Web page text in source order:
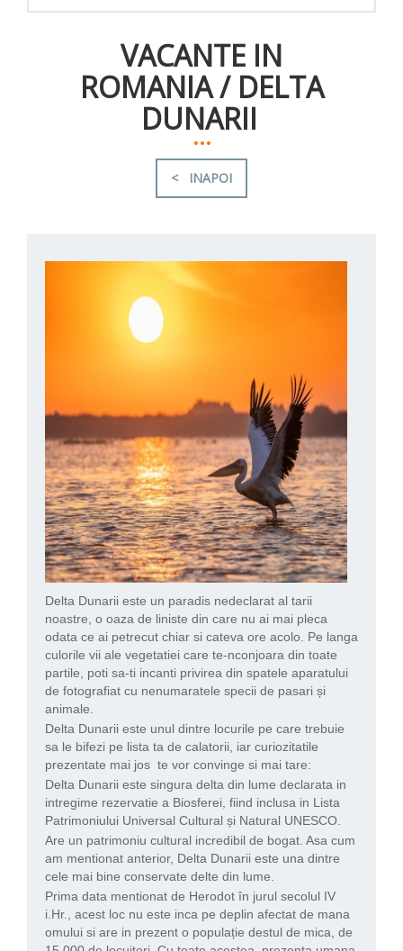
VACANTE IN
ROMANIA/ DELTA
DUNARII
...
< INAPOI
Delta Dunarii este un paradis nedeclarat al tarii
noastre, o oaza de liniste din care nu ai mai pleca
odata ce ai petrecut chiar si cateva ore acolo. Pe langa
culorile vii ale vegetatiei care te-nconjoara din toate
partile, poti sa-ti incanti privirea din spatele aparatului
de fotografiat cu nenumaratele specii de pasari și
animale.
Delta Dunarii este unul dintre locurile pe care trebuie
sa le bifezi pe lista ta de calatorii, iar curiozitatile
prezentate mai jos te vor convinge si mai tare:
Delta Dunarii este singura delta din lume declarata in
intregime rezervatie a Biosferei, fiind inclusa in Lista
Patrimoniului Universal Cultural și Natural UNESCO.
Are un patrimoniu cultural incredibil de bogat. Asa cum
am mentionat anterior, Delta Dunarii este una dintre
cele mai bine conservate delte din lume.
Prima data mentionat de Herodot în jurul secolul IV
i.Hr., acest loc nu este inca pe deplin afectat de mana
omului si are in prezent o populație destul de mica, de